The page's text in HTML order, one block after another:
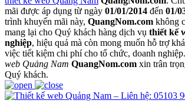
mãi được áp dụng từ ngày 01/01/2014 đến 01/
trình khuyến mãi này, QuangNom.com không
mang lại cho Quý khách hàng dịch vụ thiết kế
nghiệp, hiệu quả mà còn mong muốn hỗ trợ
việc tiết kiệm chi phí cho tổ chức, doanh nghiệp.
web Quảng Nam QuangNom.com xin trân
Quý khách.